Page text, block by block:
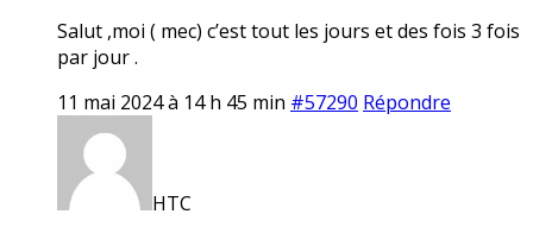
Salut ,moi ( mec) c’est tout les jours et des fois 3 fois
par jour .
11 mai 2024 à 14 h 45 min #57290 Répondre
HTC